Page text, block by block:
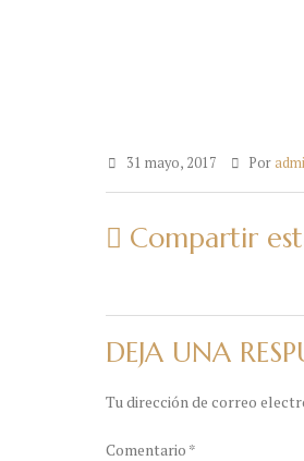
31 mayo, 2017 Por
Compartir
DEJA UNA
Tu dirección de correo
Comentario *